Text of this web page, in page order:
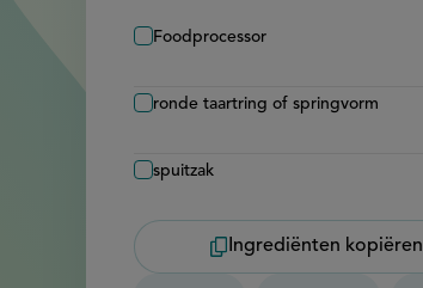
Foodprocessor
ronde taartring of springvorm
spuitzak
Ingrediënten kopiëren